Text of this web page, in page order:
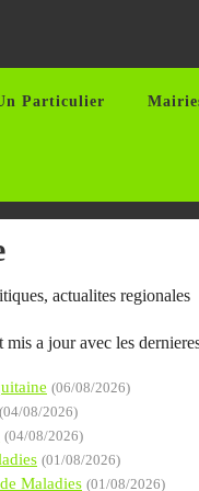
Particulier
actualites regionales
a jour avec les
(06/08/2026)
(04/08/2026)
(04/08/2026)
(01/08/2026)
Maladies (01/08/2026)